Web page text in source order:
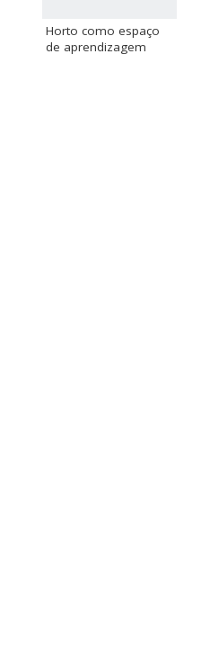
Horto como espaço
de aprendizagem